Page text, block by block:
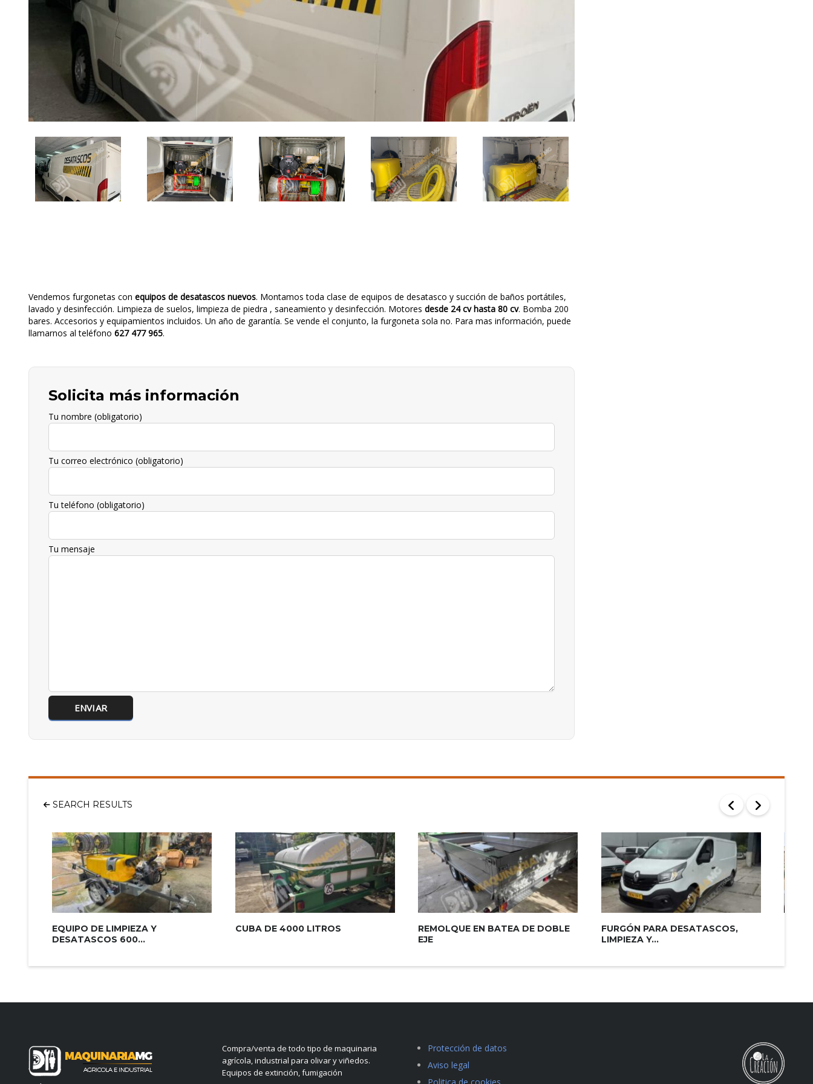
Vendemos furgonetas con equipos de desatascos nuevos. Montamos toda clase de equipos de desatasco y succión de baños portátiles,
lavado y desinfección. Limpieza de suelos, limpieza de piedra , saneamiento y desinfección. Motores desde 24 cv hasta 80 cv. Bomba 200
bares. Accesorios y equipamientos incluidos. Un año de garantía. Se vende el conjunto, la furgoneta sola no. Para mas información, puede
llamarnos al teléfono 627 477 965.
Solicita más información
Tu nombre (obligatorio)
Tu correo electrónico (obligatorio)
Tu teléfono (obligatorio)
Tu mensaje
SEARCH RESULTS
EQUIPO DE LIMPIEZA Y
DESATASCOS 600...
CUBA DE 4000 LITROS
REMOLQUE EN BATEA DE DOBLE
EJE
FURGÓN PARA DESATASCOS,
LIMPIEZA Y...
Compra/venta de todo tipo de maquinaria
agrícola, industrial para olivar y viñedos.
Equipos de extinción, fumigación
Protección de datos
Aviso legal